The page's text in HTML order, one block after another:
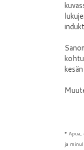
* Apua,
ja